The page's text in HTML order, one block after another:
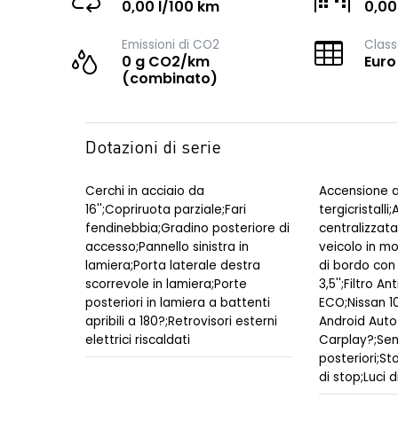
0,00 l/100 km
Emissioni di CO2
0 g CO2/km
(combinato)
Dotazioni di serie
Cerchi in acciaio da
16'';Copriruota parziale;Fari
fendinebbia;Gradino posteriore di
accesso;Pannello sinistra in
lamiera;Porta laterale destra
scorrevole in lamiera;Porte
posteriori in lamiera a battenti
apribili a 180?;Retrovisori esterni
elettrici riscaldati
Accensione
veicolo in
di bordo con
3,5'';Filtro
ECO;Nissan
Android
di stop;Luci